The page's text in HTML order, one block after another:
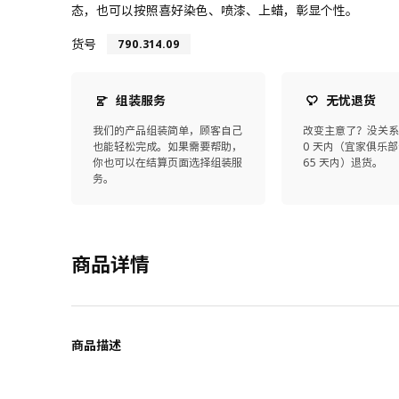
态，也可以按照喜好染色、喷漆、上蜡，彰显个性。
货号
790.314.09
组装服务
我们的产品组装简单，顾客自己
也能轻松完成。如果需要帮助，
你也可以在结算页面选择组装服
务。
无忧退货
改变主意了？没关
0 天内（宜家俱乐
65 天内）退货。
商品详情
商品描述